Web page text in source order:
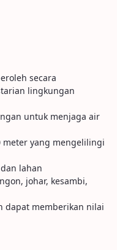
secara
lingkungan
untuk menjaga air
meter yang mengelilingi
lahan
johar, kesambi,
dapat memberikan nilai